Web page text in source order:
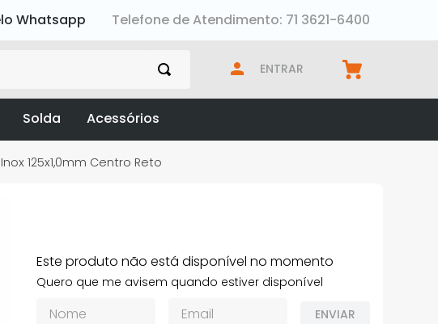
Whatsapp
Telefone de Atendimento: 71 3621-6400
ENTRAR
Solda Acessórios
125x1,0mm Centro Reto
Este produto não está disponível no momento
Quero que me avisem quando estiver disponível
ENVIAR